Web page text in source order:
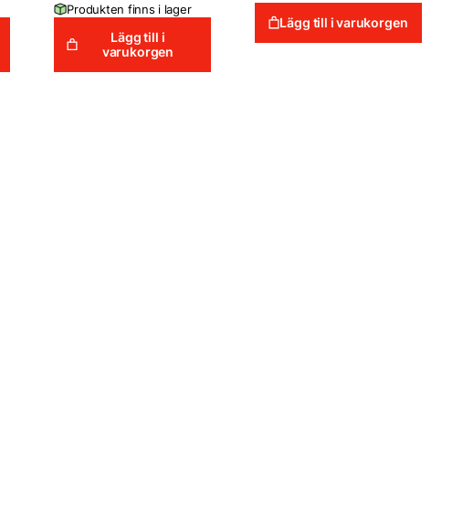
Produkten finns i lager
Lägg till i
varukorgen
Lägg till i varukorgen